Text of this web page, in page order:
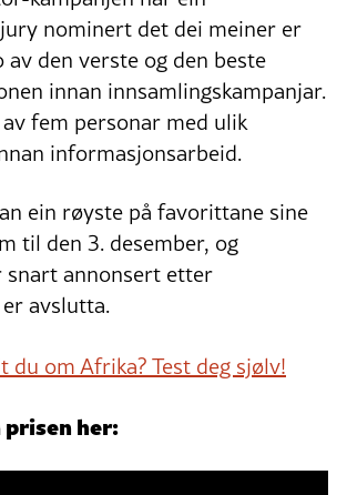
nominert det dei meiner er
av den verste og den beste
innan innsamlingskampanjar.
fem personar med ulik
informasjonsarbeid.
ein røyste på favorittane sine
til den 3. desember, og
annonsert etter
avslutta.
du om Afrika? Test deg sjølv!
prisen her: